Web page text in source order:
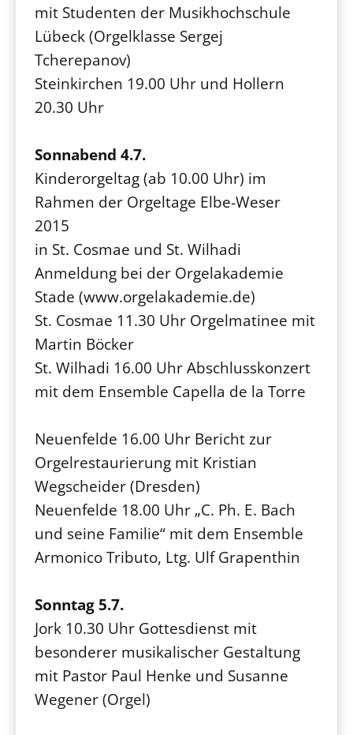
mit Studenten der Musikhochschule
Lübeck (Orgelklasse Sergej
Tcherepanov)
Steinkirchen 19.00 Uhr und Hollern
20.30 Uhr
Sonnabend 4.7.
Kinderorgeltag (ab 10.00 Uhr) im
Rahmen der Orgeltage Elbe-Weser
2015
in St. Cosmae und St. Wilhadi
Anmeldung bei der Orgelakademie
Stade (www.orgelakademie.de)
St. Cosmae 11.30 Uhr Orgelmatinee mit
Martin Böcker
St. Wilhadi 16.00 Uhr Abschlusskonzert
mit dem Ensemble Capella de la Torre
Neuenfelde 16.00 Uhr Bericht zur
Orgelrestaurierung mit Kristian
Wegscheider (Dresden)
Neuenfelde 18.00 Uhr „C. Ph. E. Bach
und seine Familie“ mit dem Ensemble
Armonico Tributo, Ltg. Ulf Grapenthin
Sonntag 5.7.
Jork 10.30 Uhr Gottesdienst mit
besonderer musikalischer Gestaltung
mit Pastor Paul Henke und Susanne
Wegener (Orgel)